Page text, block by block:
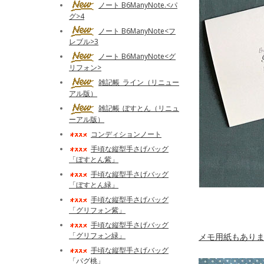
メモ用紙もあり
ノート B6ManyNote.<パ
グ>4
ノート B6ManyNote<フ
レブル>3
ノート B6ManyNote<グ
リフォン>
雑記帳_ライン（リニュー
アル版）
雑記帳_ぼすとん（リニュ
ーアル版）
コンディションノート
手頃な縦型手さげバッグ
「ぼすとん紫」
手頃な縦型手さげバッグ
「ぼすとん緑」
手頃な縦型手さげバッグ
「グリフォン紫」
手頃な縦型手さげバッグ
「グリフォン緑」
手頃な縦型手さげバッグ
「パグ桃」